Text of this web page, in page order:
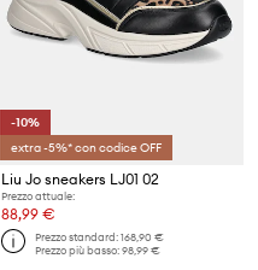
-10%
extra -5%* con codice OFF
Liu Jo sneakers LJ01 02
Prezzo attuale:
88,99 €
Prezzo standard:168,90 €
Prezzo più basso:98,99 €